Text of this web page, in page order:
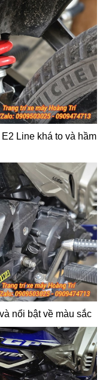
Line khá to và hầm
nổi bật về màu sắc